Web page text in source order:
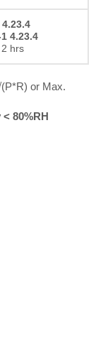
4.23.4
4.23.4
hrs
or Max.
80%RH